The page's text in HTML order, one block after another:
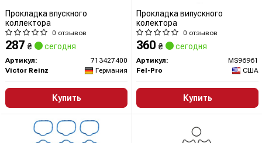
Прокладка впускного
коллектора
0 отзывов
287 ₴ сегодня
Артикул:
713427400
Victor Reinz
Германия
Купить
Прокладка випускного
колектора
0 отзывов
360 ₴ сегодня
Артикул:
MS96961
Fel-Pro
США
Купить